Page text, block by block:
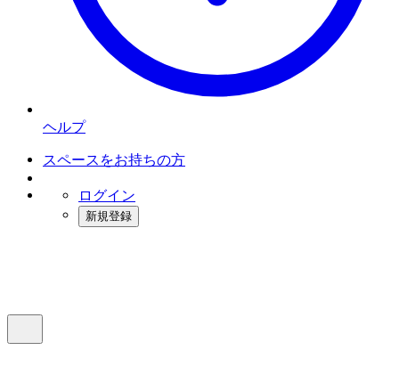
ヘルプ
スペースをお持ちの方
ログイン
新規登録